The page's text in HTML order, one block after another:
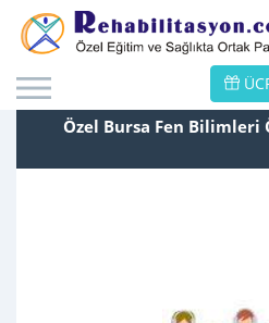
Özel Bursa Fen Bilimleri